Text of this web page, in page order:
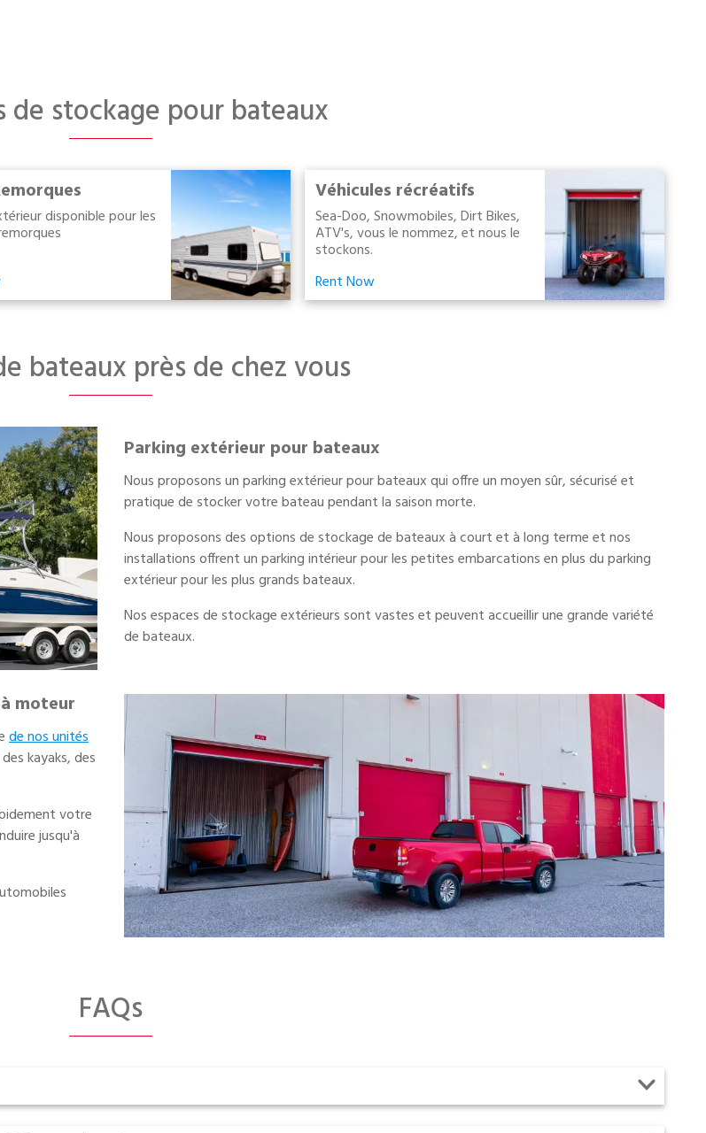
de stockage pour bateaux
disponible pour les
Véhicules récréatifs
Sea-Doo, Snowmobiles, Dirt Bikes,
ATV's, vous le nommez, et nous le
stockons.
Rent Now
bateaux près de chez vous
Parking extérieur pour bateaux
Nous proposons un parking extérieur pour bateaux qui offre un moyen sûr, sécurisé et
pratique de stocker votre bateau pendant la saison morte.
Nous proposons des options de stockage de bateaux à court et à long terme et nos
installations offrent un parking intérieur pour les petites embarcations en plus du parking
extérieur pour les plus grands bateaux.
Nos espaces de stockage extérieurs sont vastes et peuvent accueillir une grande variété
de bateaux.
moteur
de nos unités
kayaks, des
votre
jusqu'à
FAQs